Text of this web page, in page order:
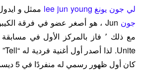
لي جون يونغ lee jun young
ممثل و
جون
مع ذلك ٬ فاز بالمركز الأول في
كان أول ظهور رسمي له منفردًا في 5 ديسمبر 2019.